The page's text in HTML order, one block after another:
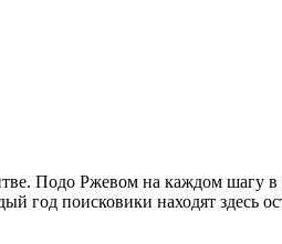
Подо Ржевом на каждом шагу
год поисковики находят здесь